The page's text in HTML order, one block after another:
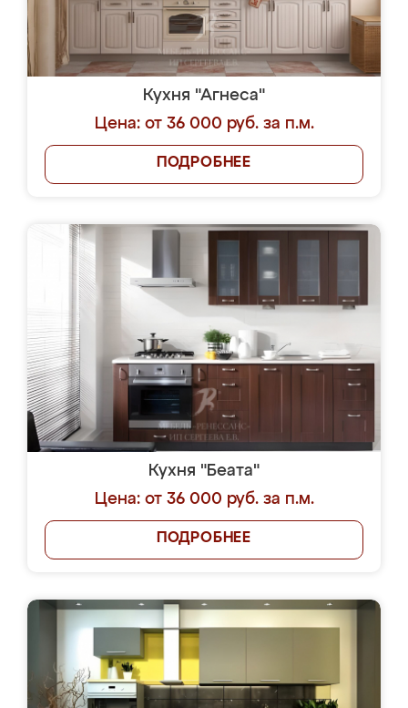
Кухня "Агнеса"
Цена: от 36 000 руб. за п.м.
ПОДРОБНЕЕ
Кухня "Беата"
Цена: от 36 000 руб. за п.м.
ПОДРОБНЕЕ